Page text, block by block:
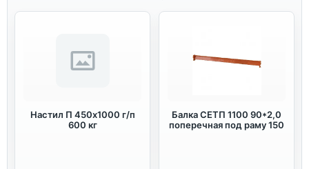
Настил П 450х1000 г/п
600 кг
Балка СЕТП 1100 90*2,0
поперечная под раму 150